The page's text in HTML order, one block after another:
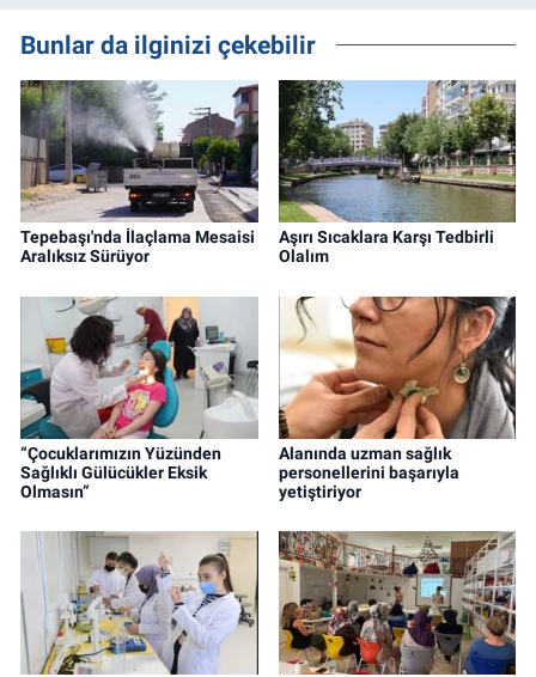
Bunlar da ilginizi çekebilir
Tepebaşı'nda İlaçlama Mesaisi
Aralıksız Sürüyor
Aşırı Sıcaklara Karşı Tedbirli
Olalım
“Çocuklarımızın Yüzünden
Sağlıklı Gülücükler Eksik
Olmasın”
Alanında uzman sağlık
personellerini başarıyla
yetiştiriyor